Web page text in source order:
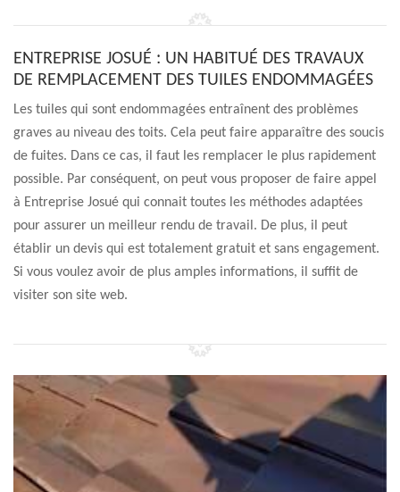
ENTREPRISE JOSUÉ : UN HABITUÉ DES TRAVAUX
DE REMPLACEMENT DES TUILES ENDOMMAGÉES
Les tuiles qui sont endommagées entraînent des problèmes
graves au niveau des toits. Cela peut faire apparaître des soucis
de fuites. Dans ce cas, il faut les remplacer le plus rapidement
possible. Par conséquent, on peut vous proposer de faire appel
à Entreprise Josué qui connait toutes les méthodes adaptées
pour assurer un meilleur rendu de travail. De plus, il peut
établir un devis qui est totalement gratuit et sans engagement.
Si vous voulez avoir de plus amples informations, il suffit de
visiter son site web.